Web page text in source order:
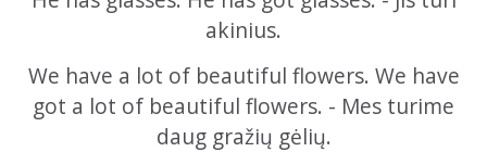
akinius.
We have a lot of beautiful flowers. We have
got a lot of beautiful flowers. - Mes turime
daug gražių gėlių.